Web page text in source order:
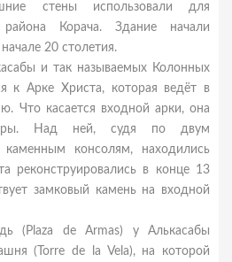
стены использовали для
района Корача. Здание начали
20 столетия.
и так называемых Колонных
к Арке Христа, которая ведёт в
Что касается входной арки, она
Над ней, судя по двум
консолям, находились
реконструировались в конце 13
замковый камень на входной
(Plaza de Armas) у Алькасабы
(Torre de la Vela), на которой